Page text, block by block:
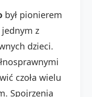
był pionierem
z
dzieci.
czoła wielu
Spojrzenia